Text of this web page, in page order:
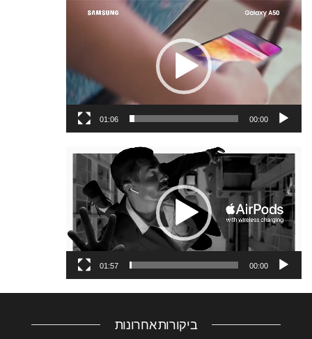
נגן
וידאו
00:00
01:06
נגן
וידאו
00:00
01:57
ביקורות אחרונות